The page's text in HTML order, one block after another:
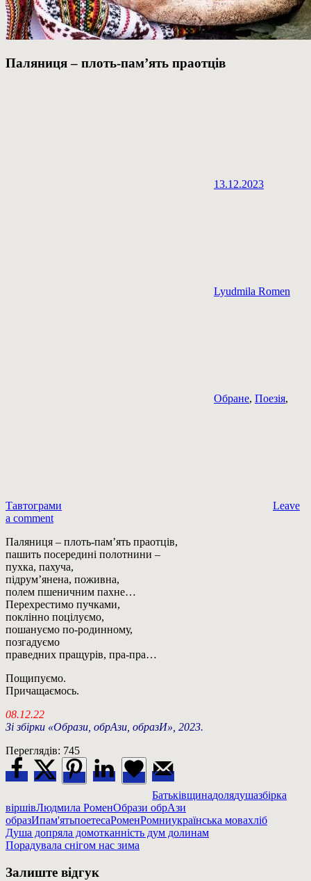
Паляниця – плоть-пам’ять праотців
13.12.2023
Lyudmila Romen
Обране, Поезія,
Тавтограми
Leave
a comment
Паляниця – плоть-пам’ять праотців,
пашить посередині полотнини –
пухка, пахуча,
підрум’янена, поживна,
полем пшеничним пахне…
Перехрестимо пучками,
поклінно поцілуємо,
пошануємо по-родинному,
позгадуємо
праведних пращурів, пра-пра…
Пощипуємо.
Причащаємось.
08.12.22
Зі збірки «Образи, обрАзи, образИ», 2023.
Переглядів: 745
Батьківщинадолядушазбірка
віршівЛюдмила РоменОбрази обрАзи
образИпам'ятьпоетесаРоменРомниукраїнська мовахліб
Навігація
записів
Previous
Post:
Душа допряла домотканність дум долинам
Next
Порадувала снігом нас зима
Залиште відгук